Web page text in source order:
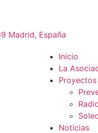
Madrid, España
Inicio
La
Proyectos
Noticias